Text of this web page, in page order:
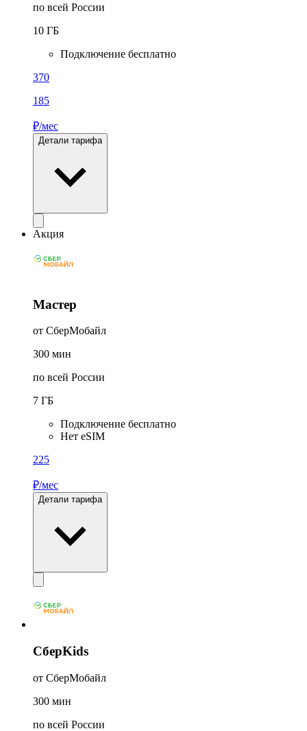
по всей России
10 ГБ
Подключение бесплатно
370
185
₽/мес
Детали тарифа
Акция
Мастер
от СберМобайл
300 мин
по всей России
7 ГБ
Подключение бесплатно
Нет eSIM
225
₽/мес
Детали тарифа
СберKids
от СберМобайл
300 мин
по всей России